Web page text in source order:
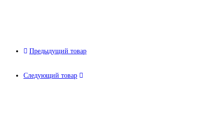
Предыдущий товар
Следующий товар